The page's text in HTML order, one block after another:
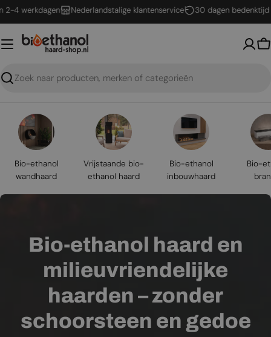
Ga
naar
inhoud
Nederlandstalige klantenservice 30 dagen bedenktijd
Zoeken
Bio-ethanol
wandhaard
Vrijstaande bio-
ethanol haard
Bio-ethanol
inbouwhaard
Bio-
Bio-ethanol haard en
milieuvriendelijke
haarden – zonder
schoorsteen en gedoe